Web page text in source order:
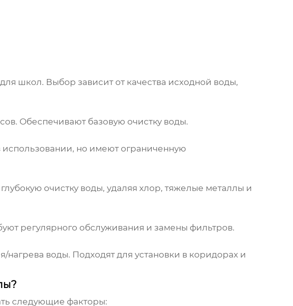
школ. Выбор зависит от качества исходной воды,
Обеспечивают базовую очистку воды.
но имеют ограниченную
очистку воды, удаляя хлор, тяжелые металлы и
регулярного обслуживания и замены фильтров.
воды. Подходят для установки в коридорах и
следующие факторы: